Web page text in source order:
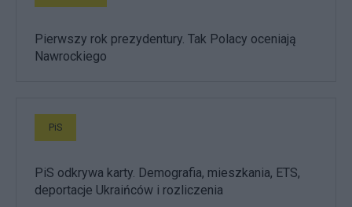
Pierwszy rok prezydentury. Tak Polacy oceniają
Nawrockiego
PiS
PiS odkrywa karty. Demografia, mieszkania, ETS,
deportacje Ukraińców i rozliczenia